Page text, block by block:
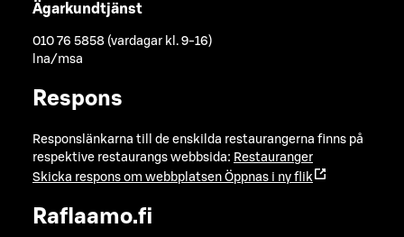
Ägarkundtjänst
010 76 5858 (vardagar kl. 9-16)
lna/msa
Respons
Responslänkarna till de enskilda restaurangerna finns på
respektive restaurangs webbsida: Restauranger
Skicka respons om webbplatsen Öppnas i ny flik
Raflaamo.fi